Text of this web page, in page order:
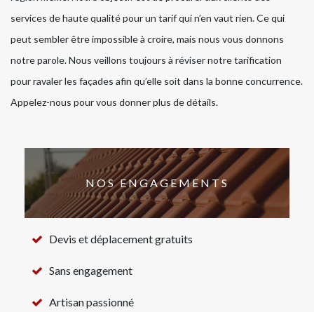
services de haute qualité pour un tarif qui n’en vaut rien. Ce qui
peut sembler être impossible à croire, mais nous vous donnons
notre parole. Nous veillons toujours à réviser notre tarification
pour ravaler les façades afin qu’elle soit dans la bonne concurrence.
Appelez-nous pour vous donner plus de détails.
NOS ENGAGEMENTS
Devis et déplacement gratuits
Sans engagement
Artisan passionné